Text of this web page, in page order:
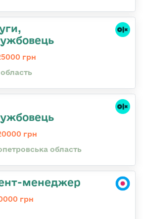
грн
грн
область
менеджер
грн